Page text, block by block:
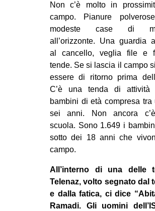
Non c’è molto in
campo. Pianure
modeste case di
all’orizzonte. Una guardia
al cancello, veglia file e
tende. Se si lascia il campo
essere di ritorno prima
C’è una tenda di
bambini di età compresa tra
sei anni. Non ancora
scuola. Sono 1.649 i
sotto dei 18 anni che
campo.
All’interno di una delle
Telenaz, volto segnato dal
e dalla fatica, ci dice
Ramadi. Gli uomini